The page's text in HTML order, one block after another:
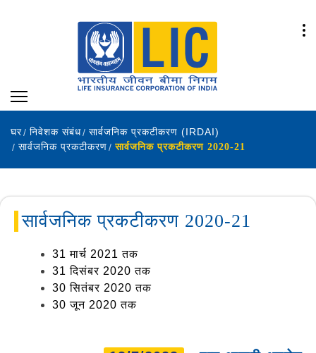
घर निवेशक संबंध
सार्वजनिक प्रकटीकरण (IRDAI)
सार्वजनिक प्रकटीकरण
सार्वजनिक प्रकटीकरण 2020-21
सार्वजनिक प्रकटीकरण 2020-21
31 मार्च 2021 तक
31 दिसंबर 2020 तक
30 सितंबर 2020 तक
30 जून 2020 तक